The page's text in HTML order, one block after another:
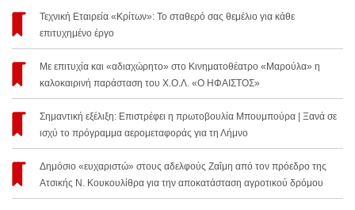
Τεχνική Εταιρεία «Κρίτων»: Το σταθερό σας θεμέλιο για κάθε
επιτυχημένο έργο
Με επιτυχία και «αδιαχώρητο» στο Κινηματοθέατρο «Μαρούλα» η
καλοκαιρινή παράσταση του Χ.Ο.Λ. «Ο ΗΦΑΙΣΤΟΣ»
Σημαντική εξέλιξη: Επιστρέφει η πρωτοβουλία Μπουμπούρα | Ξανά σε
ισχύ το πρόγραμμα αερομεταφοράς για τη Λήμνο
Δημόσιο «ευχαριστώ» στους αδελφούς Ζαΐμη από τον πρόεδρο της
Ατσικής Ν. Κουκουλίθρα για την αποκατάσταση αγροτικού δρόμου